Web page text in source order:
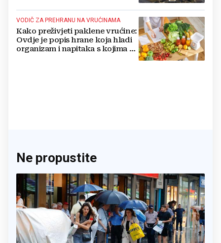
VODIČ ZA PREHRANU NA VRUĆINAMA
Kako preživjeti paklene vrućine:
Ovdje je popis hrane koja hladi
organizam i napitaka s kojima si
Ne propustite